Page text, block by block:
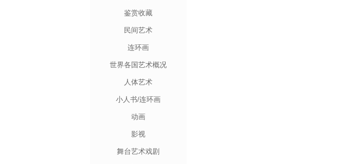
鉴赏收藏
民间艺术
连环画
世界各国艺术概况
人体艺术
小人书/连环画
动画
影视
舞台艺术戏剧